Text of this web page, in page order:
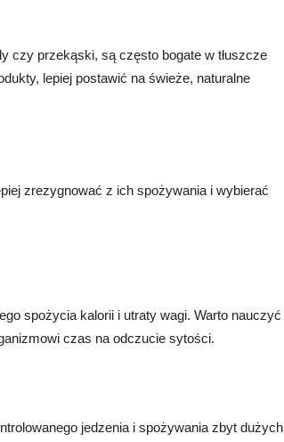
czy przekąski, są często bogate w tłuszcze
lepiej postawić na świeże, naturalne
zrezygnować z ich spożywania i wybierać
spożycia kalorii i utraty wagi. Warto nauczyć
czas na odczucie sytości.
jedzenia i spożywania zbyt dużych